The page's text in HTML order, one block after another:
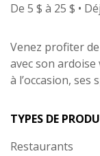
De 5 $ à 25 $ •
Venez profiter
avec son
à l’occasion, ses
TYPES DE
Restaurants